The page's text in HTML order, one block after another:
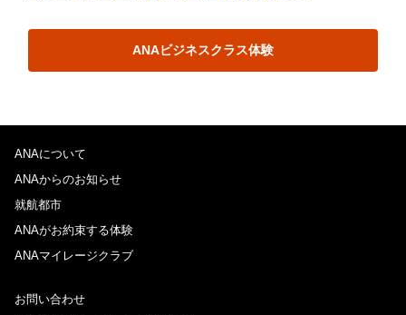
ANAビジネスクラス体験
ANAについて
ANAからのお知らせ
就航都市
ANAがお約束する体験
ANAマイレージクラブ
お問い合わせ